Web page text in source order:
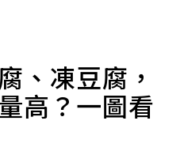
、凍豆腐，
高？一圖看